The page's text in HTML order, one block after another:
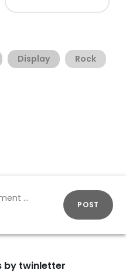
Display Rock
POST
by twinletter